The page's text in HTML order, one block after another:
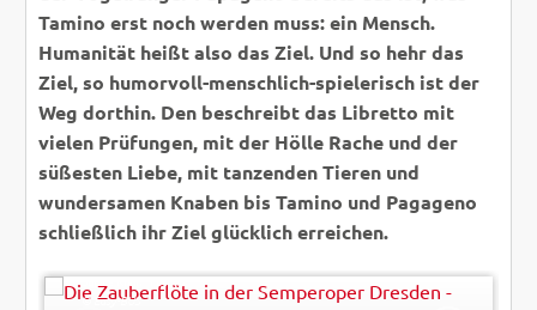
Tamino erst noch werden muss: ein Mensch.
Humanität heißt also das Ziel. Und so hehr das
Ziel, so humorvoll-menschlich-spielerisch ist der
Weg dorthin. Den beschreibt das Libretto mit
vielen Prüfungen, mit der Hölle Rache und der
süßesten Liebe, mit tanzenden Tieren und
wundersamen Knaben bis Tamino und Pagageno
schließlich ihr Ziel glücklich erreichen.
Sabine Klein - Fotolia
© Easy-BUS